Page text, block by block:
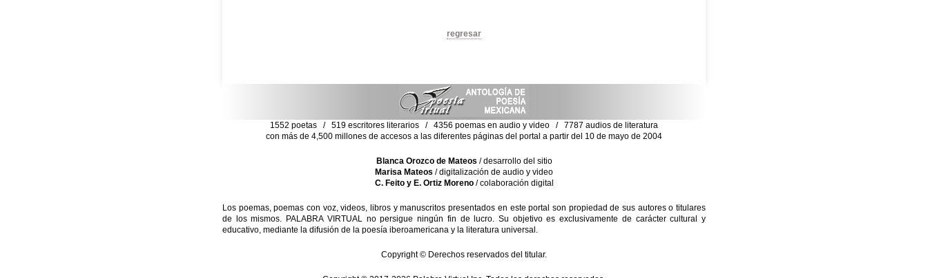
regresar
1552 poetas / 519 escritores literarios / 4356 poemas en audio y video / 7787 audios de literatura
con más de 4,500 millones de accesos a las diferentes páginas del portal a partir del 10 de mayo de 2004
Blanca Orozco de Mateos / desarrollo del sitio
Marisa Mateos / digitalización de audio y video
C. Feito y E. Ortiz Moreno/ colaboración digital
Los poemas, poemas con voz, videos, libros y manuscritos presentados en este portal son propiedad de sus autores o titulares
de los mismos. PALABRA VIRTUAL no persigue ningún fin de lucro. Su objetivo es exclusivamente de carácter cultural y
educativo, mediante la difusión de la poesía iberoamericana y la literatura universal.
Copyright © Derechos reservados del titular.